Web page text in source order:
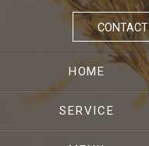
CONTACT
HOME
SERVICE